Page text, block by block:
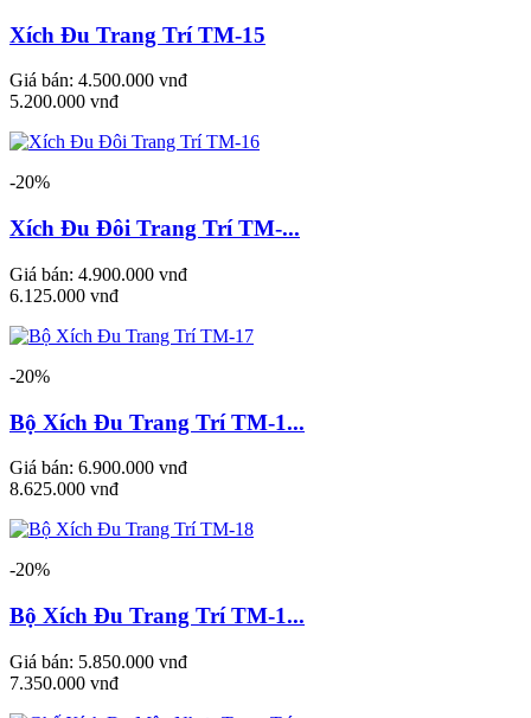
Xích Đu Trang Trí TM-15
Giá bán: 4.500.000 vnđ
5.200.000 vnđ
-20%
Xích Đu Đôi Trang Trí TM-...
Giá bán: 4.900.000 vnđ
6.125.000 vnđ
-20%
Bộ Xích Đu Trang Trí TM-1...
Giá bán: 6.900.000 vnđ
8.625.000 vnđ
-20%
Bộ Xích Đu Trang Trí TM-1...
Giá bán: 5.850.000 vnđ
7.350.000 vnđ